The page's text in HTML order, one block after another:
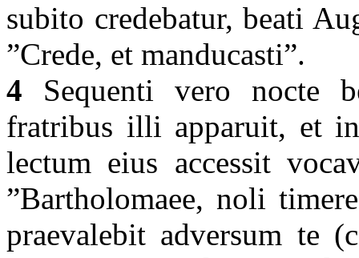
subito credebatur, beati
”Crede, et manducasti”.
4 Sequenti vero nocte
fratribus illi apparuit, et
lectum eius accessit
”Bartholomaee, noli
praevalebit adversum te